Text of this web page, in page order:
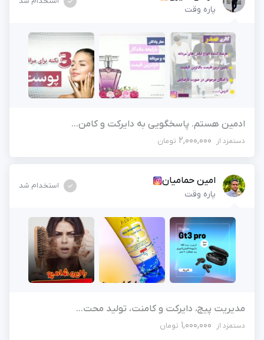
پاره وقت
ادمین هستم. پاسخگویی به دایرکت و کامن...
دستمزد از 2,000,000 تومان
امین حمامیان
پاره وقت
استخدام شد
مدیریت پیج، دایرکت و کامنت، تولید محت...
دستمزد از 1,000,000 تومان